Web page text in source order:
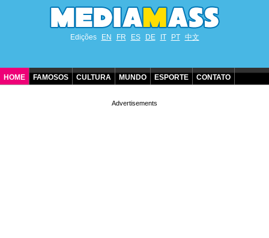
Edições EN FR ES DE IT PT 中文
HOME FAMOSOS CULTURA MUNDO ESPORTE CONTATO